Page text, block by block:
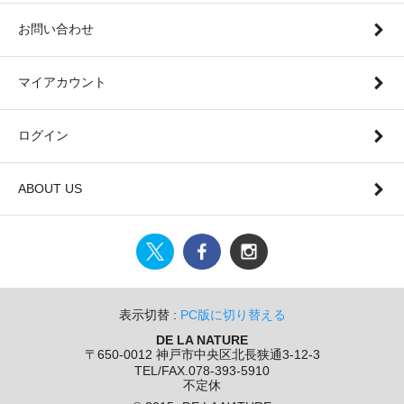
お問い合わせ
マイアカウント
ログイン
ABOUT US
表示切替 : PC版に切り替える
DE LA NATURE
〒650-0012 神戸市中央区北長狭通3-12-3
TEL/FAX.078-393-5910
不定休